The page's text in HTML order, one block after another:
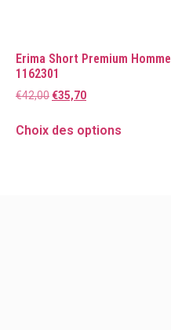
Erima Short Premium
1162301
€42,00€35,70
Choix des options